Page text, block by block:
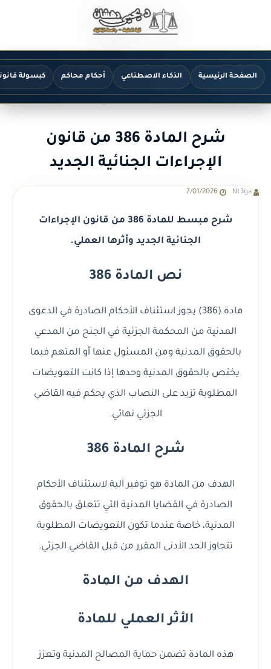
الصفحة الرئيسية الذكاء الاصطناعي أحكام محاكم كبسولة
شرح المادة 386 من قانون
الإجراءات الجنائية الجديد
Nt3ga
7/01/2026
شرح مبسط للمادة 386 من قانون الإجراءات
الجنائية الجديد وأثرها العملي.
نص المادة 386
مادة (386) يجوز استئناف الأحكام الصادرة في الدعوى
المدنية من المحكمة الجزئية في الجنح من المدعي
بالحقوق المدنية ومن المسئول عنها أو المتهم فيما
يختص بالحقوق المدنية وحدها إذا كانت التعويضات
المطلوبة تزيد على النصاب الذي يحكم فيه القاضي
الجزئي نهائي.
شرح المادة 386
الهدف من المادة هو توفير آلية لاستئناف الأحكام
الصادرة في القضايا المدنية التي تتعلق بالحقوق
المدنية، خاصة عندما تكون التعويضات المطلوبة
تتجاوز الحد الأدنى المقرر من قبل القاضي الجزئي.
الهدف من المادة
الأثر العملي للمادة
هذه المادة تضمن حماية المصالح المدنية وتعزز